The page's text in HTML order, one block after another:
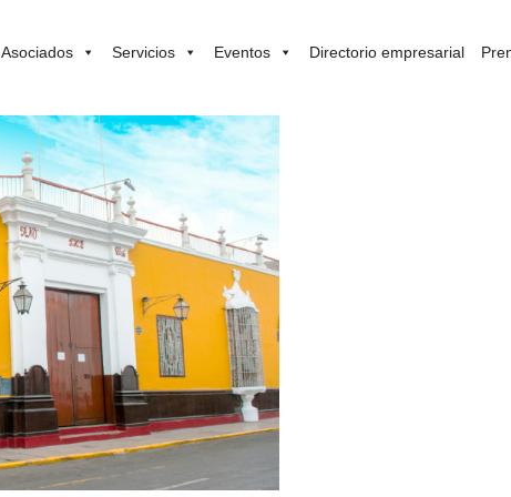
Asociados Servicios Eventos Directorio empresarial